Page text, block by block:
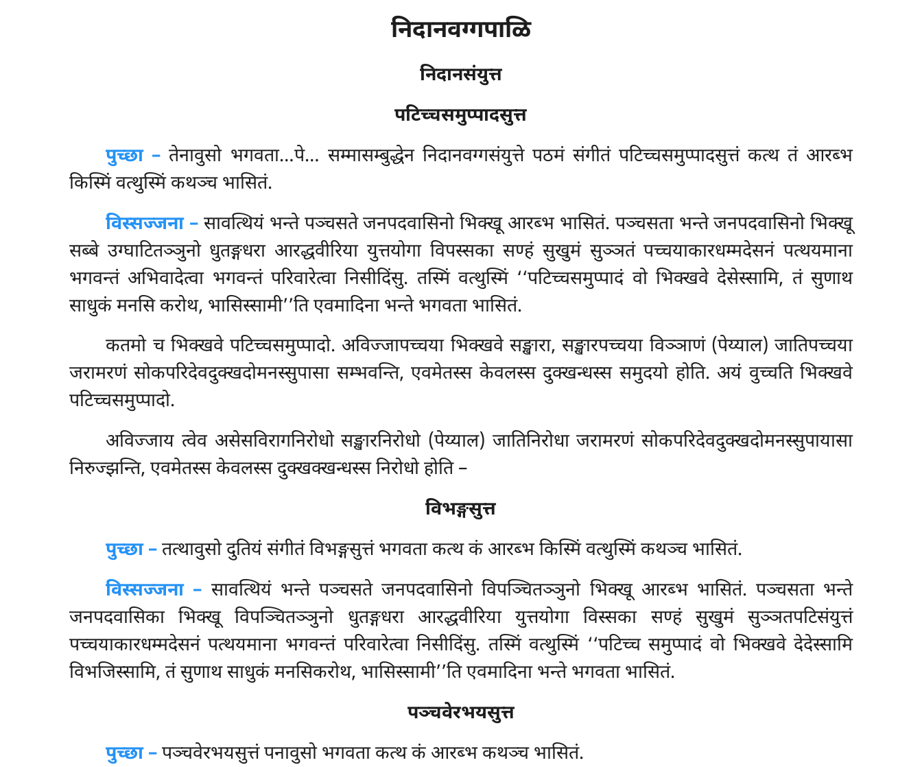
निदानवग्गपाळि
निदानसंयुत्त
पटिच्चसमुप्पादसुत्त
पुच्छा – तेनावुसो भगवता…पे… सम्मासम्बुद्धेन निदानवग्गसंयुत्ते पठमं संगीतं पटिच्चसमुप्पादसुत्तं कत्थ तं आरब्भ
किस्मिं वत्थुस्मिं कथञ्च भासितं.
विस्सज्जना – सावत्थियं भन्ते पञ्चसते जनपदवासिनो भिक्खू आरब्भ भासितं. पञ्चसता भन्ते जनपदवासिनो भिक्खू
सब्बे उग्घाटितञ्ञुनो धुतङ्गधरा आरद्धवीरिया युत्तयोगा विपस्सका सण्हं सुखुमं सुञ्ञतं पच्चयाकारधम्मदेसनं पत्थयमाना
भगवन्तं अभिवादेत्वा भगवन्तं परिवारेत्वा निसीदिंसु. तस्मिं वत्थुस्मिं ‘‘पटिच्चसमुप्पादं वो भिक्खवे देसेस्सामि, तं सुणाथ
साधुकं मनसि करोथ, भासिस्सामी’’ति एवमादिना भन्ते भगवता भासितं.
कतमो च भिक्खवे पटिच्चसमुप्पादो. अविज्जापच्चया भिक्खवे सङ्खारा, सङ्खारपच्चया विञ्ञाणं (पेय्याल) जातिपच्चया
जरामरणं सोकपरिदेवदुक्खदोमनस्सुपासा सम्भवन्ति, एवमेतस्स केवलस्स दुक्खन्धस्स समुदयो होति. अयं वुच्चति भिक्खवे
पटिच्चसमुप्पादो.
अविज्जाय त्वेव असेसविरागनिरोधो सङ्खारनिरोधो (पेय्याल) जातिनिरोधा जरामरणं सोकपरिदेवदुक्खदोमनस्सुपायासा
निरुज्झन्ति, एवमेतस्स केवलस्स दुक्खक्खन्धस्स निरोधो होति –
विभङ्गसुत्त
पुच्छा – तत्थावुसोदुतियं संगीतं विभङ्गसुत्तं भगवता कत्थ कं आरब्भ किस्मिं वत्थुस्मिं कथञ्च भासितं.
विस्सज्जना – सावत्थियं भन्ते पञ्चसते जनपदवासिनो विपञ्चितञ्ञुनो भिक्खू आरब्भ भासितं. पञ्चसता भन्ते
जनपदवासिका भिक्खू विपञ्चितञ्ञुनो धुतङ्गधरा आरद्धवीरिया युत्तयोगा विस्सका सण्हं सुखुमं सुञ्ञतपटिसंयुत्तं
पच्चयाकारधम्मदेसनं पत्थयमाना भगवन्तं परिवारेत्वा निसीदिंसु. तस्मिं वत्थुस्मिं ‘‘पटिच्च समुप्पादं वो भिक्खवे देदेस्सामि
विभजिस्सामि, तं सुणाथ साधुकं मनसिकरोथ, भासिस्सामी’’ति एवमादिना भन्ते भगवता भासितं.
पञ्चवेरभयसुत्त
पुच्छा – पञ्चवेरभयसुत्तंपनावुसो भगवता कत्थ कं आरब्भ कथञ्च भासितं.